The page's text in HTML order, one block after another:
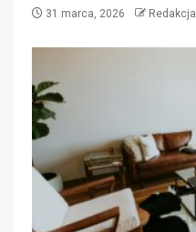
31 marca, 2026 Redakcja